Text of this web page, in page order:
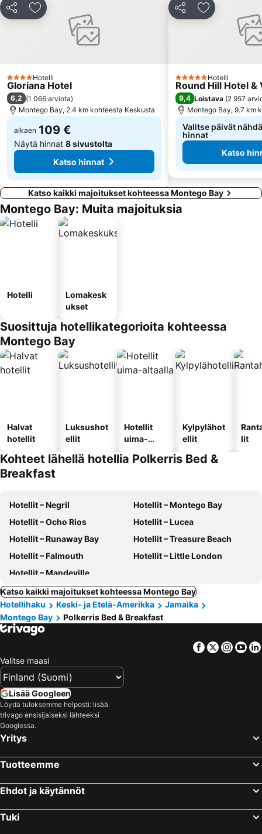
Jaa Lisää suosikkeihin
4 Tähtiluokitus
Hotelli
Gloriana Hotel
6,2 (1 066 arviota)
Montego Bay, 2.4 km kohteesta Keskusta
alkaen 109 €
Näytä hinnat 8 sivustolta
Katso hinnat
Jaa Lisää
5 Tähtiluokitus
Hotelli
Round Hill Hotel &
9,4 Loistava (2 957
Montego Bay, 9.7 km
Valitse päivät
hinnat
Katso
Katso kaikki majoitukset kohteessa Montego Bay
Montego Bay: Muita majoituksia
Hotelli
Lomakesk
ukset
Suosittuja hotellikategorioita kohteessa
Montego Bay
Halvat
hotellit
Luksushot
ellit
Hotellit
uima-
Kylpylähot
ellit
lit
Kohteet lähellä hotellia Polkerris Bed &
Breakfast
Hotellit – Negril
Hotellit – Montego Bay
Hotellit – Ocho Rios
Hotellit – Lucea
Hotellit – Runaway Bay
Hotellit – Treasure Beach
Hotellit – Falmouth
Hotellit – Little London
Hotellit – Mandeville
Katso kaikki majoitukset kohteessa Montego Bay
Hotellihaku
Keski- ja Etelä-Amerikka
Jamaika
Montego Bay
Polkerris Bed & Breakfast
Facebook
Twitter
Valitse maasi
Lisää Googleen
Löydä tuloksemme helposti: lisää
trivago ensisijaiseksi lähteeksi
Googlessa.
Yritys
Tuotteemme
Ehdot ja käytännöt
Tuki